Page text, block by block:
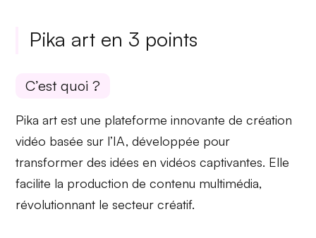
Pika art en 3 points
C’est quoi ?
Pika art est une plateforme innovante de création
vidéo basée sur l’IA, développée pour
transformer desidées en vidéos captivantes. Elle
facilite la production de contenu multimédia,
révolutionnant le secteur créatif.